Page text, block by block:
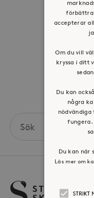
Press
Volontär
the
förbättra
accepterar
Om du vill
kryssa i ditt
Du kan
några
fungera.
Du kan när
Läs mer om
STRIKT